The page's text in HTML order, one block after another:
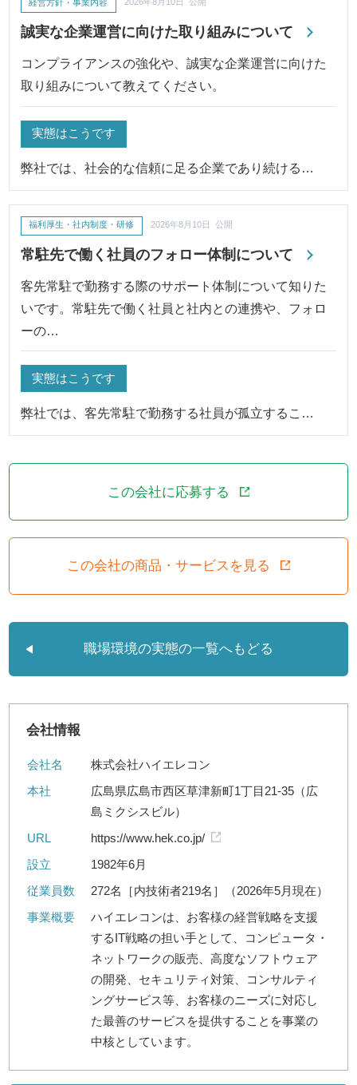
誠実な企業運営に向けた取り組みについて
経営方針・事業内容 2026年8月10日 公開
コンプライアンスの強化や、誠実な企業運営に向けた
取り組みについて教えてください。
実態はこうです
弊社では、社会的な信頼に足る企業であり続ける…
常駐先で働く社員のフォロー体制について
福利厚生・社内制度・研修 2026年8月10日 公開
客先常駐で勤務する際のサポート体制について知りた
いです。常駐先で働く社員と社内との連携や、フォロ
ーの…
実態はこうです
弊社では、客先常駐で勤務する社員が孤立するこ…
この会社に応募する
この会社の商品・サービスを見る
職場環境の実態の一覧へもどる
会社情報
会社名
株式会社ハイエレコン
本社
広島県広島市西区草津新町1丁目21-35（広
島ミクシスビル）
URL
https://www.hek.co.jp/
設立
1982年6月
従業員数
272名［内技術者219名］（2026年5月現在）
事業概要
ハイエレコンは、お客様の経営戦略を支援
するIT戦略の担い手として、コンピュータ・
ネットワークの販売、高度なソフトウェア
の開発、セキュリティ対策、コンサルティ
ングサービス等、お客様のニーズに対応し
た最善のサービスを提供することを事業の
中核としています。